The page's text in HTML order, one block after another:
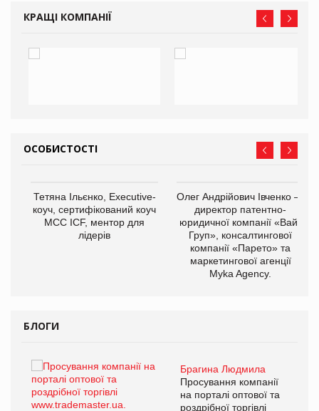
КРАЩІ КОМПАНІЇ
ОСОБИСТОСТІ
Тетяна Ільєнко, Executive-
коуч, сертифікований коуч
МСС ICF, ментор для
лідерів
Олег Андрійович Івченко —
директор патентно-
юридичної компанії «Вайз
Груп», консалтингової
компанії «Парето» та
маркетингової агенції
Myka Agency.
БЛОГИ
Брагина Людмила
Просування компанії
на порталі оптової та
роздрібної торгівлі